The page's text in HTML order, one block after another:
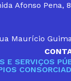
Afonso Pena,
Maurício
E SERVIÇOS